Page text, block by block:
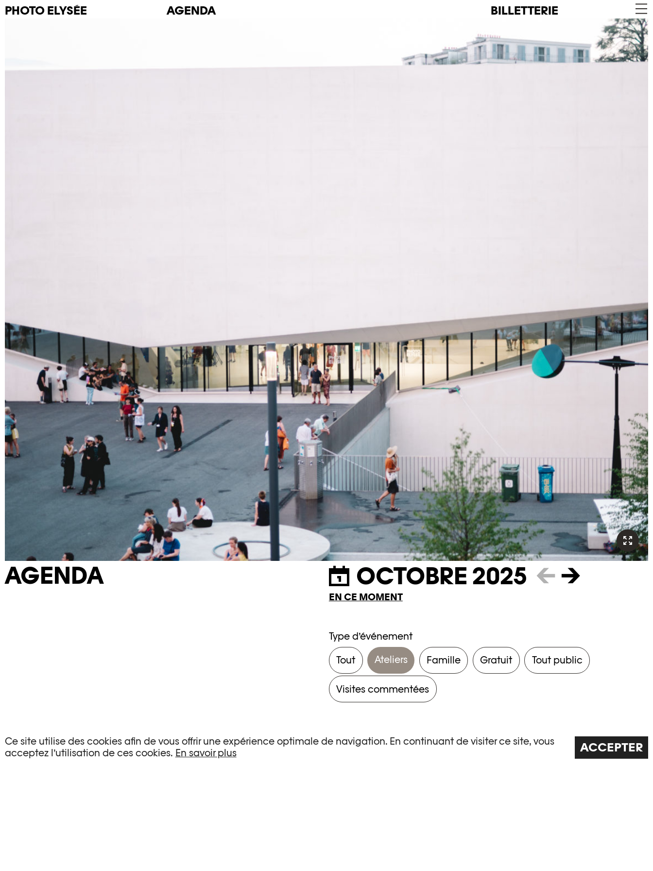
Ce site utilise des cookies afin de vous offrir une expérience optimale de navigation. En continuant de visiter ce site, vous
acceptez l’utilisation de ces cookies. En savoir plus ACCEPTER
PHOTO ELYSÉE AGENDA BILLETTERIE
AGENDA OCTOBRE 2025 ← →
EN CE MOMENT
Type d’événement
Tout Ateliers Famille Gratuit Tout public
Visites commentées
AUCUN ÉVÉNEMENT